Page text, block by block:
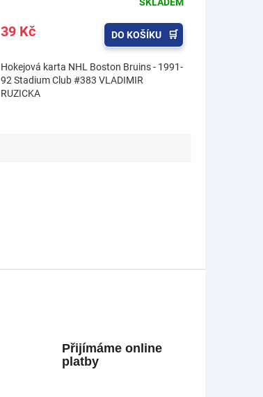
39 Kč DO KOŠÍKU
Hokejová karta NHL Boston Bruins - 1991-
92 Stadium Club #383 VLADIMIR
RUZICKA
Přijímáme online
platby